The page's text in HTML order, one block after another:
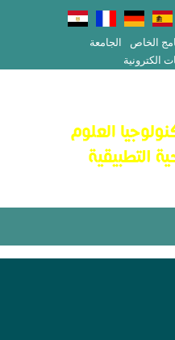
الجامعة الخاص
الكترونية